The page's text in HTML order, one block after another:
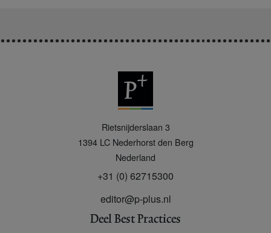
Rietsnijderslaan 3
1394 LC Nederhorst den Berg
Nederland
+31 (0) 62715300
editor@p-plus.nl
Deel Best Practices